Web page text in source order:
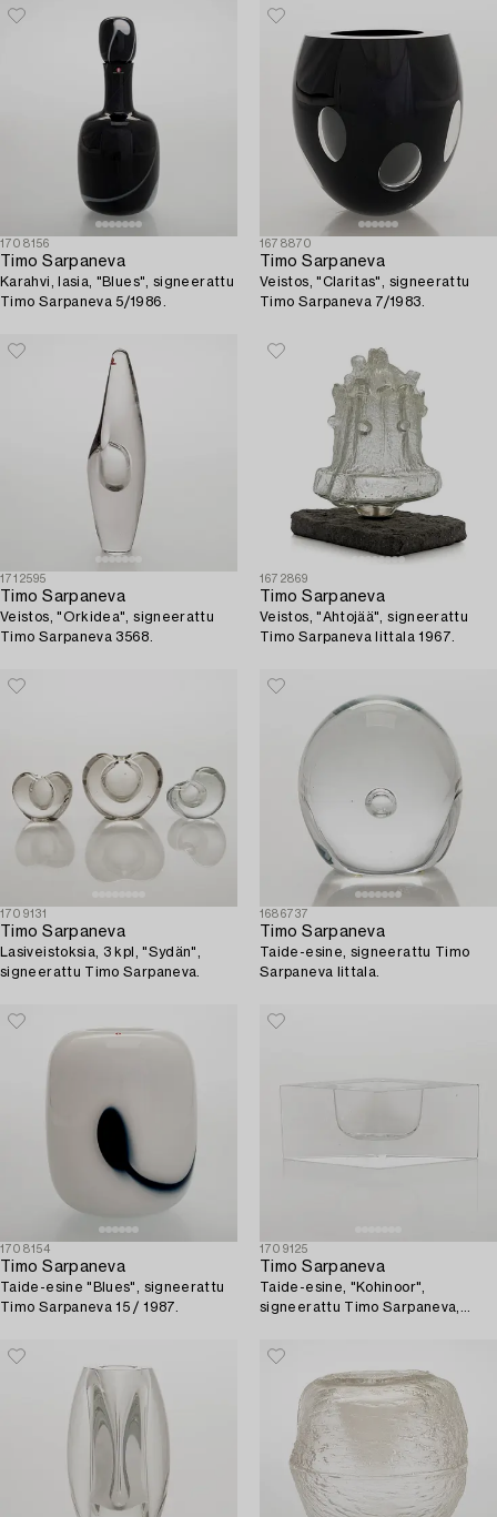
1708156
Timo Sarpaneva
Karahvi, lasia, "Blues", signeerattu
Timo Sarpaneva 5/1986.
1678870
Timo Sarpaneva
Veistos, "Claritas", signeerattu
Timo Sarpaneva 7/1983.
1712595
Timo Sarpaneva
Veistos, "Orkidea", signeerattu
Timo Sarpaneva 3568.
1672869
Timo Sarpaneva
Veistos, "Ahtojää", signeerattu
Timo Sarpaneva Iittala 1967.
1709131
Timo Sarpaneva
Lasiveistoksia, 3 kpl, "Sydän",
signeerattu Timo Sarpaneva.
1686737
Timo Sarpaneva
Taide-esine, signeerattu Timo
Sarpaneva Iittala.
1708154
Timo Sarpaneva
Taide-esine "Blues", signeerattu
Timo Sarpaneva 15 / 1987.
1709125
Timo Sarpaneva
Taide-esine, "Kohinoor",
signeerattu Timo Sarpaneva,